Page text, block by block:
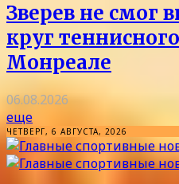
Зверев не смог
круг
Монреале
06.08.2026
еще
ЧЕТВЕРГ, 6 АВГУСТА, 2026